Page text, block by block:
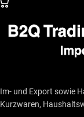
Im- und Export sowie
Kurzwaren,